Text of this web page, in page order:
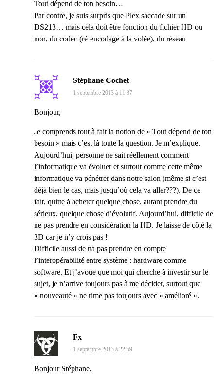
Tout dépend de ton besoin…
Par contre, je suis surpris que Plex saccade sur un
DS213… mais cela doit être fonction du fichier HD ou
non, du codec (ré-encodage à la volée), du réseau
Stéphane Cochet
1 septembre 2013 à 11:37
Bonjour,
Je comprends tout à fait la notion de « Tout dépend de ton
besoin » mais c’est là toute la question. Je m’explique.
Aujourd’hui, personne ne sait réellement comment
l’informatique va évoluer et surtout comme cette même
informatique va pénétrer dans notre salon (même si c’est
déjà bien le cas, mais jusqu’où cela va aller???). De ce
fait, quitte à acheter quelque chose, autant prendre du
sérieux, quelque chose d’évolutif. Aujourd’hui, difficile de
ne pas prendre en considération la HD. Je laisse de côté la
3D car je n’y crois pas !
Difficile aussi de na pas prendre en compte
l’interopérabilité entre système : hardware comme
software. Et j’avoue que moi qui cherche à investir sur le
sujet, je n’arrive toujours pas à me décider, surtout que
« nouveauté » ne rime pas toujours avec « amélioré ».
Fx
1 septembre 2013 à 22:59
Bonjour Stéphane,